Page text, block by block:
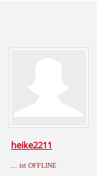
heike2211
... ist OFFLINE